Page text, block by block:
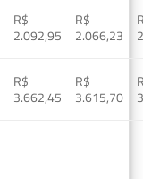
R$
2.092,95
R$
2.066,23
R$
3.662,45
R$
3.615,70